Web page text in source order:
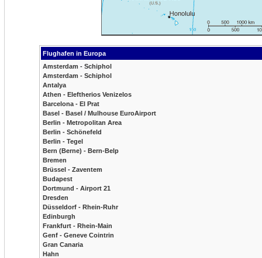
Flughafen in Europa
Amsterdam - Schiphol
Amsterdam - Schiphol
Antalya
Athen - Eleftherios Venizelos
Barcelona - El Prat
Basel - Basel / Mulhouse EuroAirport
Berlin - Metropolitan Area
Berlin - Schönefeld
Berlin - Tegel
Bern (Berne) - Bern-Belp
Bremen
Brüssel - Zaventem
Budapest
Dortmund - Airport 21
Dresden
Düsseldorf - Rhein-Ruhr
Edinburgh
Frankfurt - Rhein-Main
Genf - Geneve Cointrin
Gran Canaria
Hahn